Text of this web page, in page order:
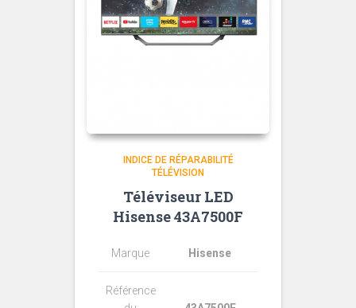
INDICE DE RÉPARABILITÉ
TÉLÉVISION
Téléviseur LED
Hisense 43A7500F
Marque Hisense
Référence